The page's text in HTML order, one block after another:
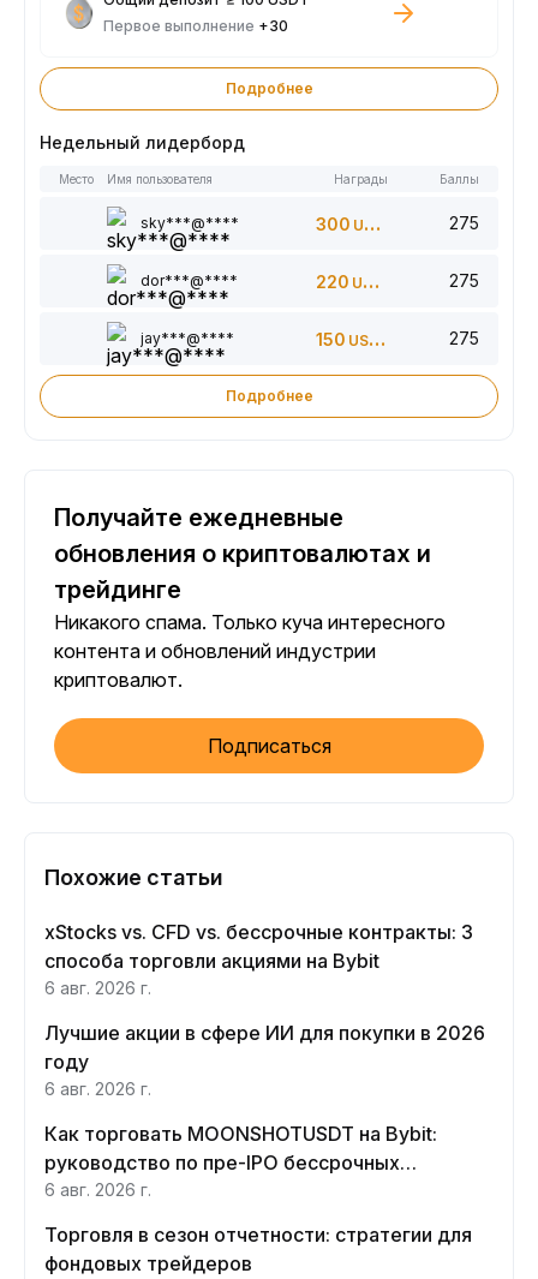
Первое выполнение +30
Подробнее
Недельный лидерборд
Место Имя пользователя Награды Баллы
sky***@**** 300 USDT 275
dor***@**** 220 USDT 275
jay***@**** 150 USDT 275
Подробнее
Получайте ежедневные
обновления о криптовалютах и
трейдинге
Никакого спама. Только куча интересного
контента и обновлений индустрии
криптовалют.
Подписаться
Похожие статьи
xStocks vs. CFD vs. бессрочные контракты: 3
способа торговли акциями на Bybit
6 авг. 2026 г.
Лучшие акции в сфере ИИ для покупки в 2026
году
6 авг. 2026 г.
Как торговать MOONSHOTUSDT на Bybit:
руководство по пре-IPO бессрочных
контрактов Moonshot AI
6 авг. 2026 г.
Торговля в сезон отчетности: стратегии для
фондовых трейдеров